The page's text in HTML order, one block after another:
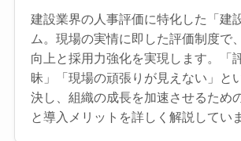
建設業界の人事評価に特化した「建
ム。現場の実情に即した評価制度で
向上と採用力強化を実現します。「
昧」「現場の頑張りが見えない」と
決し、組織の成長を加速させるため
と導入メリットを詳しく解説してい